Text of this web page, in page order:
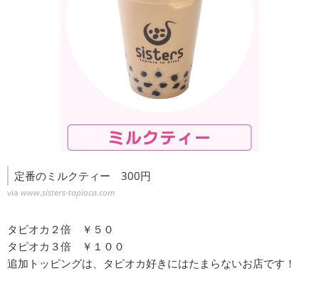
定番のミルクティー 300円
via www.sisters-tapioca.com
タピオカ２倍 ￥５０
タピオカ３倍 ￥１００
追加トッピングは、タピオカ好きにはたまらないお店です！